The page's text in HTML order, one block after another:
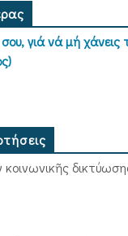
γιά νά μή χάνεις